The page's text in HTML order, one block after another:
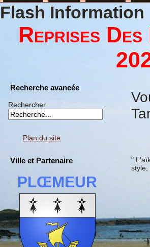
Flash Information
Reprises
Recherche avancée
Rechercher
Plan du site
Ville et Partenaire
PLŒMEUR
"
style,